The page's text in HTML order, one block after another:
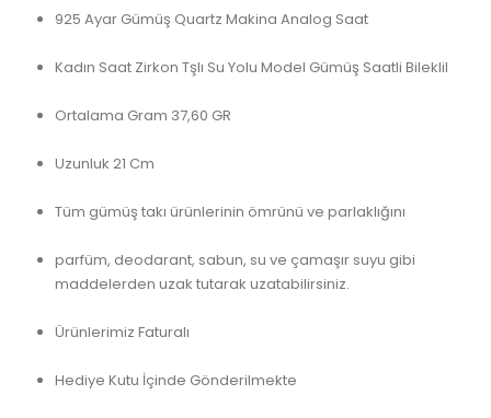
925 Ayar Gümüş Quartz Makina Analog Saat
Kadın Saat Zirkon Tşlı Su Yolu Model Gümüş Saatli Bileklil
Ortalama Gram 37,60 GR
Uzunluk 21 Cm
Tüm gümüş takı ürünlerinin ömrünü ve parlaklığını
parfüm, deodarant, sabun, su ve çamaşır suyu gibi
maddelerden uzak tutarak uzatabilirsiniz.
Ürünlerimiz Faturalı
Hediye Kutu İçinde Gönderilmekte